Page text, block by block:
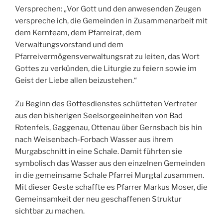
Versprechen: „Vor Gott und den anwesenden Zeugen
verspreche ich, die Gemeinden in Zusammenarbeit mit
dem Kernteam, dem Pfarreirat, dem
Verwaltungsvorstand und dem
Pfarreivermögensverwaltungsrat zu leiten, das Wort
Gottes zu verkünden, die Liturgie zu feiern sowie im
Geist der Liebe allen beizustehen.“
Zu Beginn des Gottesdienstes schütteten Vertreter
aus den bisherigen Seelsorgeeinheiten von Bad
Rotenfels, Gaggenau, Ottenau über Gernsbach bis hin
nach Weisenbach-Forbach Wasser aus ihrem
Murgabschnitt in eine Schale. Damit führten sie
symbolisch das Wasser aus den einzelnen Gemeinden
in die gemeinsame Schale Pfarrei Murgtal zusammen.
Mit dieser Geste schaffte es Pfarrer Markus Moser, die
Gemeinsamkeit der neu geschaffenen Struktur
sichtbar zu machen.